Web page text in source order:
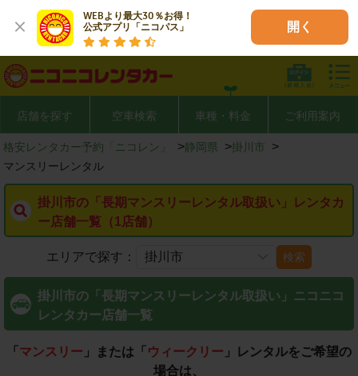
WEBより最大30％お得！
公式アプリ「ニコパス」
開く
店舗を探す 空車検索 車種・料金 ご利用案内
格安レンタカー予約「ニコレン」 >静岡県 >掛川市 >
マンスリーレンタル
掛川市の「長期マンスリーレンタル取扱い」レンタカ
ー店舗一覧（1店舗）
エリアで探す： 検索
掛川市の「長期マンスリーレンタル取扱い」ニコニコ
レンタカー店舗一覧
「 マンスリー 」または「 ウィークリー 」レンタルをご希望の
場合は、